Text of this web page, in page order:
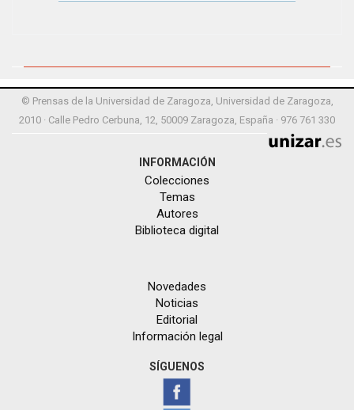
© Prensas de la Universidad de Zaragoza, Universidad de Zaragoza,
2010 · Calle Pedro Cerbuna, 12, 50009 Zaragoza, España · 976 761 330
INFORMACIÓN
Colecciones
Temas
Autores
Biblioteca digital
Novedades
Noticias
Editorial
Información legal
SÍGUENOS